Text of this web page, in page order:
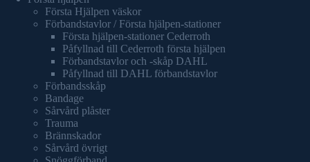
Första Hjälpen väskor
Förbandstavlor / Första hjälpen-stationer
Första hjälpen-stationer Cederroth
Påfyllnad till Cederroth första hjälpen
Förbandstavlor och -skåp DAHL
Påfyllnad till DAHL förbandstavlor
Förbandsskåp
Bandage
Sårvård plåster
Trauma
Brännskador
Sårvård övrigt